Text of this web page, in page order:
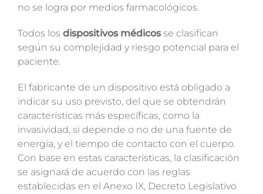
no se logra por medios farmacológicos.
Todos los dispositivos médicosse clasifican
según su complejidad y riesgo potencial para el
paciente.
El fabricante de un dispositivo está obligado a
indicar su uso previsto, del que se obtendrán
características más específicas, como la
invasividad, si depende o no de una fuente de
energía, y el tiempo de contacto con el cuerpo.
Con base en estas características, la clasificación
se asignará de acuerdo con las reglas
establecidas en el Anexo IX, Decreto Legislativo